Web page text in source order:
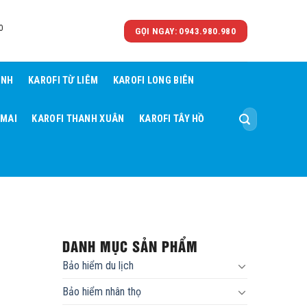
GỌI NGAY: 0943.980.980
KAROFI TỪ LIÊM KAROFI LONG BIÊN
KAROFI THANH XUÂN KAROFI TÂY HỒ
Tìm
kiếm:
DANH MỤC SẢN PHẨM
Bảo hiểm du lịch
Bảo hiểm nhân thọ